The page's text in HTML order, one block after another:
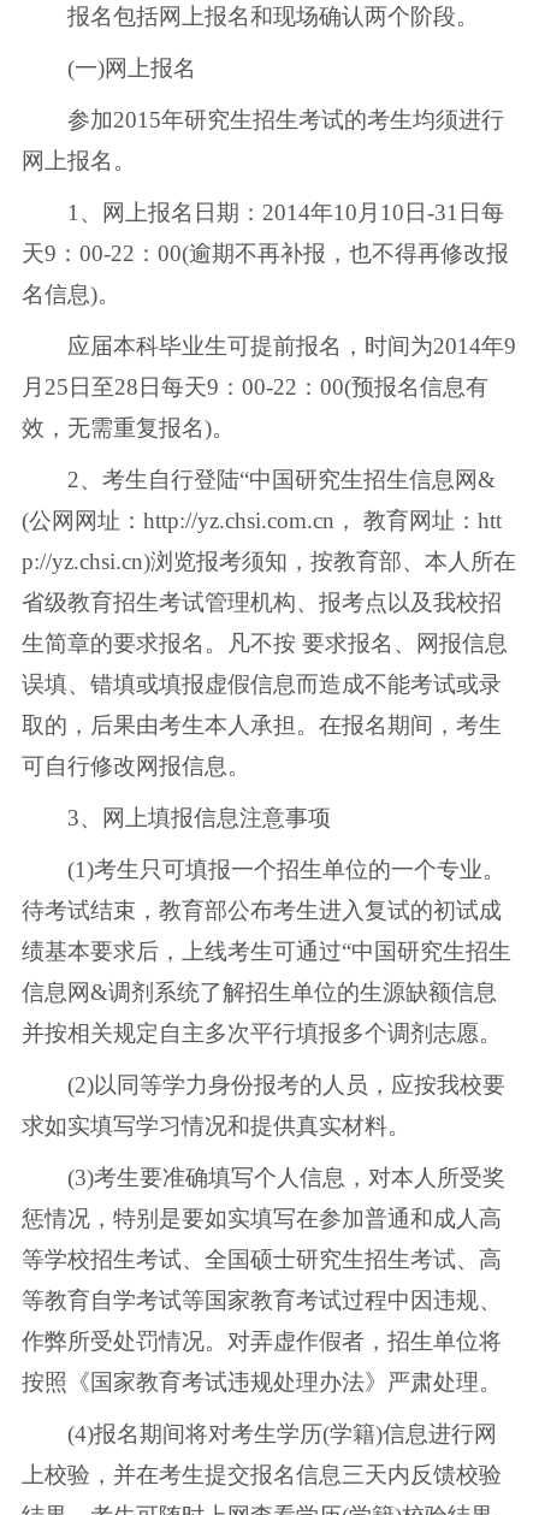
报名包括网上报名和现场确认两个阶段。
(一)网上报名
参加2015年研究生招生考试的考生均须进行
网上报名。
1、网上报名日期：2014年10月10日-31日每
天9：00-22：00(逾期不再补报，也不得再修改报
名信息)。
应届本科毕业生可提前报名，时间为2014年9
月25日至28日每天9：00-22：00(预报名信息有
效，无需重复报名)。
2、考生自行登陆“中国研究生招生信息网&
(公网网址：http://yz.chsi.com.cn， 教育网址：htt
p://yz.chsi.cn)浏览报考须知，按教育部、本人所在
省级教育招生考试管理机构、报考点以及我校招
生简章的要求报名。凡不按 要求报名、网报信息
误填、错填或填报虚假信息而造成不能考试或录
取的，后果由考生本人承担。在报名期间，考生
可自行修改网报信息。
3、网上填报信息注意事项
(1)考生只可填报一个招生单位的一个专业。
待考试结束，教育部公布考生进入复试的初试成
绩基本要求后，上线考生可通过“中国研究生招生
信息网&调剂系统了解招生单位的生源缺额信息
并按相关规定自主多次平行填报多个调剂志愿。
(2)以同等学力身份报考的人员，应按我校要
求如实填写学习情况和提供真实材料。
(3)考生要准确填写个人信息，对本人所受奖
惩情况，特别是要如实填写在参加普通和成人高
等学校招生考试、全国硕士研究生招生考试、高
等教育自学考试等国家教育考试过程中因违规、
作弊所受处罚情况。对弄虚作假者，招生单位将
按照《国家教育考试违规处理办法》严肃处理。
(4)报名期间将对考生学历(学籍)信息进行网
上校验，并在考生提交报名信息三天内反馈校验